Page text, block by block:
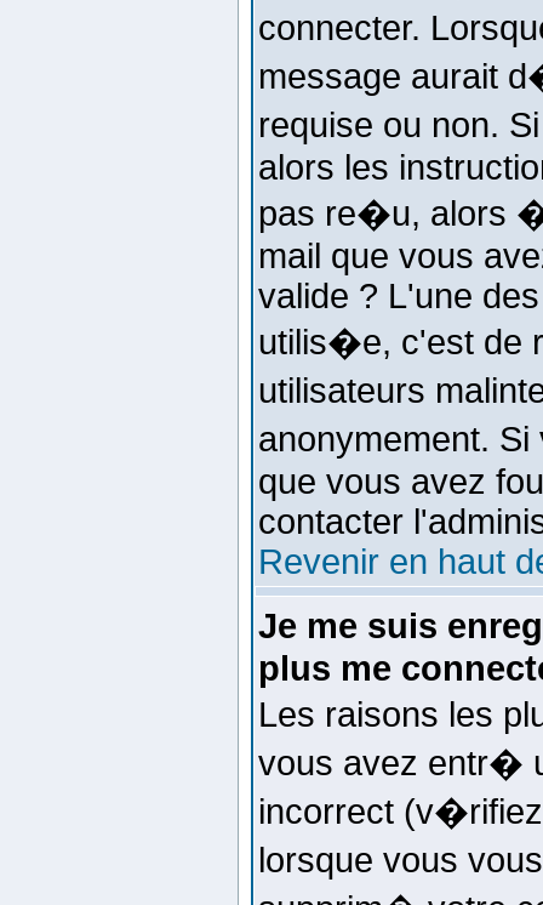
connecter.
message aurait
requise ou non.
alors les
pas re�u, alors
mail que vous
valide ? L'une
utilis�e, c'est de
utilisateurs
anonymement.
que vous avez
contacter
Revenir en haut
Je me suis
plus me
Les raisons les
vous avez entr�
incorrect
lorsque vous